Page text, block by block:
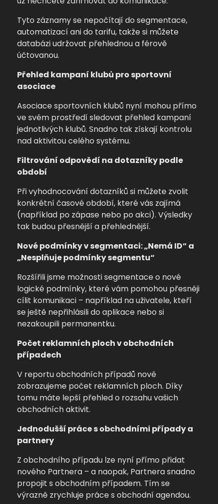
Tyto záznamy se nepočítají do segmentace,
automatizací ani do tarifu, takže si můžete
databázi udržovat přehlednou a férově
účtovanou.
Přehled kampaní klubů pro sportovní
asociace
Asociace sportovních klubů nyní mohou přímo
ve svém prostředí sledovat přehled kampaní
jednotlivých klubů. Snadno tak získají kontrolu
nad aktivitou celého systému.
Filtrování odpovědí na dotazníky podle
období
Při vyhodnocování dotazníků si můžete zvolit
konkrétní časové období, které vás zajímá
(například po zápase nebo po akci). Výsledky
tak budou přesnější a přehlednější.
Nové podmínky v segmentaci: „Nemá ID“ a
„Nesplňuje podmínky segmentu“
Rozšířili jsme možnosti segmentace o nové
logické podmínky, které vám pomohou přesněji
cílit komunikaci – například na uživatele, kteří
se ještě nepřihlásili do aplikace nebo si
nezakoupili permanentku.
Počet reklamních ploch v obchodních
případech
V reportu obchodních případů nově
zobrazujeme počet reklamních ploch. Díky
tomu máte lepší přehled o rozsahu vašich
obchodních aktivit.
Jednodušší práce s obchodními případy a
partnery
Z obchodního případu lze nyní přímo přidat
nového Partnera – a naopak, Partnera snadno
propojit s obchodním případem. Tím se
výrazně zrychluje práce s obchodní agendou.